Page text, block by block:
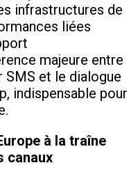
infrastructures de
liées
majeure entre
SMS et le dialogue
indispensable pour
à la traîne
canaux